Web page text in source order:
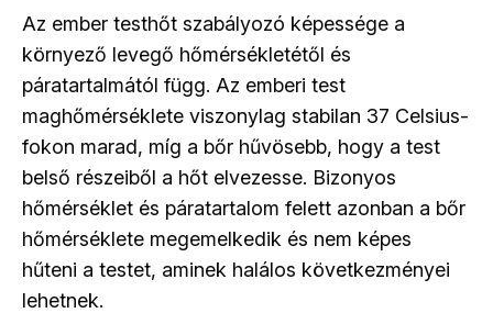
Az ember testhőt szabályozó képessége a
környező levegő hőmérsékletétől és
páratartalmától függ. Az emberi test
maghőmérséklete viszonylag stabilan 37 Celsius-
fokon marad, míg a bőr hűvösebb, hogy a test
belső részeiből a hőt elvezesse. Bizonyos
hőmérséklet és páratartalom felett azonban a bőr
hőmérséklete megemelkedik és nem képes
hűteni a testet, aminek halálos következményei
lehetnek.